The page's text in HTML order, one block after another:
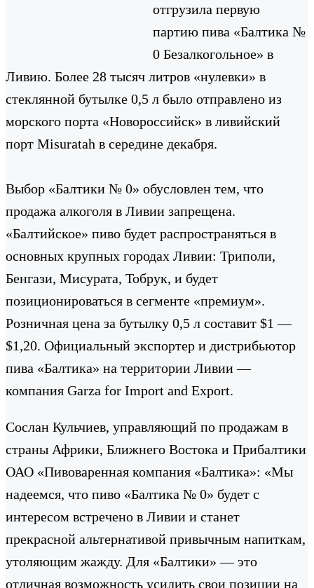
отгрузила первую
партию пива «Балтика №
0 Безалкогольное» в
Ливию. Более 28 тысяч литров «нулевки» в
стеклянной бутылке 0,5 л было отправлено из
морского порта «Новороссийск» в ливийский
порт Misuratah в середине декабря.
Выбор «Балтики № 0» обусловлен тем, что
продажа алкоголя в Ливии запрещена.
«Балтийское» пиво будет распространяться в
основных крупных городах Ливии: Триполи,
Бенгази, Мисурата, Тобрук, и будет
позиционироваться в сегменте «премиум».
Розничная цена за бутылку 0,5 л составит $1 —
$1,20. Официальный экспортер и дистрибьютор
пива «Балтика» на территории Ливии —
компания Garza for Import and Export.
Сослан Кульчиев, управляющий по продажам в
страны Африки, Ближнего Востока и Прибалтики
ОАО «Пивоваренная компания «Балтика»: «Мы
надеемся, что пиво «Балтика № 0» будет с
интересом встречено в Ливии и станет
прекрасной альтернативой привычным напиткам,
утоляющим жажду. Для «Балтики» — это
отличная возможность усилить свои позиции на